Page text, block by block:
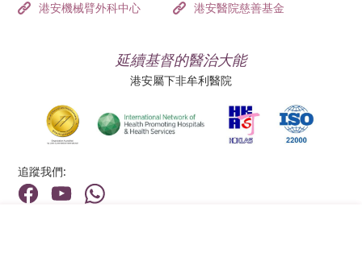
港安機械臂外科中心
港安醫院慈善基金
延續基督的醫治大能
港安屬下非牟利醫院
追蹤我們: